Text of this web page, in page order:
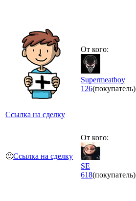
Ссылка на сделку
От кого:
Supermeatboy
126(покупатель)
🙂Ссылка на сделку
От кого:
SE
618(покупатель)